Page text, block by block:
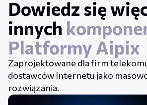
Dowiedz się
innych
Platformy Aipix
Zaprojektowane dla firm
dostawców Internetu jako
rozwiązania.